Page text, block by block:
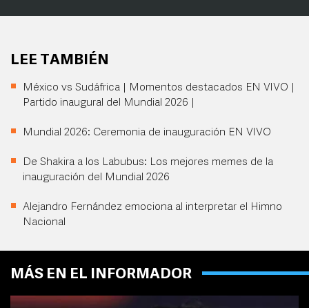
LEE TAMBIÉN
México vs Sudáfrica | Momentos destacados EN VIVO |
Partido inaugural del Mundial 2026 |
Mundial 2026: Ceremonia de inauguración EN VIVO
De Shakira a los Labubus: Los mejores memes de la
inauguración del Mundial 2026
Alejandro Fernández emociona al interpretar el Himno
Nacional
MÁS EN EL INFORMADOR